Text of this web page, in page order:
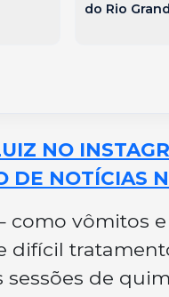
do Rio
NO
DE NOTÍCIAS
vômitos
de